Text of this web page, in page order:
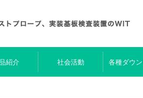
紹介 社会活動 各種ダウ